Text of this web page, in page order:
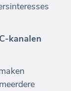
kanalen